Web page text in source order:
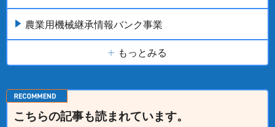
農業用機械継承情報バンク事業
もっとみる
こちらの記事も読まれています。